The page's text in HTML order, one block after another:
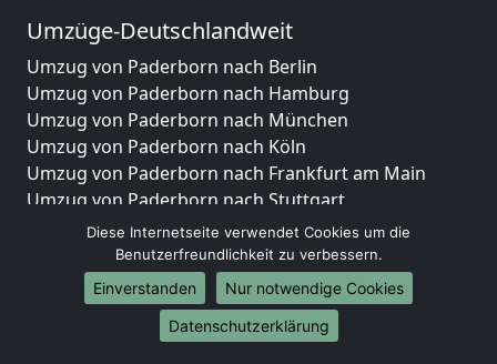
Umzüge-Deutschlandweit
Umzug von Paderborn nach Berlin
Umzug von Paderborn nach Hamburg
Umzug von Paderborn nach München
Umzug von Paderborn nach Köln
Umzug von Paderborn nach Frankfurt am Main
Umzug von Paderborn nach Stuttgart
Umzug von Paderborn nach Düsseldorf
Umzug von Paderborn nach Leipzig
Umzug von Paderborn nach Dortmund
Umzug von Paderborn nach Essen
Umzug von Paderborn nach Bremen
Diese Internetseite verwendet Cookies um die
Benutzerfreundlichkeit zu verbessern.
Einverstanden
Nur notwendige Cookies
Datenschutzerklärung